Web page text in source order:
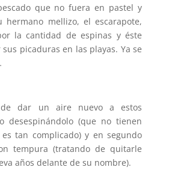
que no fuera en pastel y
hermano mellizo, el escarapote,
la cantidad de espinas y éste
picaduras en las playas. Ya se
dar un aire nuevo a estos
desespinándolo (que no tienen
tan complicado) y en segundo
tempura (tratando de quitarle
años delante de su nombre).